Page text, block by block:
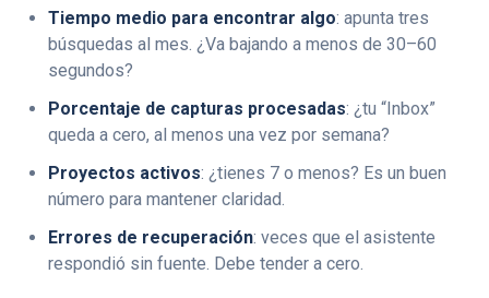
Tiempo medio para encontrar algo: apunta tres
búsquedas al mes. ¿Va bajando a menos de 30–60
segundos?
Porcentaje de capturas procesadas: ¿tu “Inbox”
queda a cero, al menos una vez por semana?
Proyectos activos: ¿tienes 7 o menos? Es un buen
número para mantener claridad.
Errores de recuperación: veces que el asistente
respondió sin fuente. Debe tender a cero.